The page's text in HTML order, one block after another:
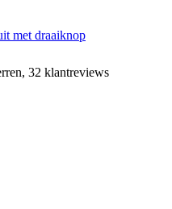
met draaiknop
32 klantreviews